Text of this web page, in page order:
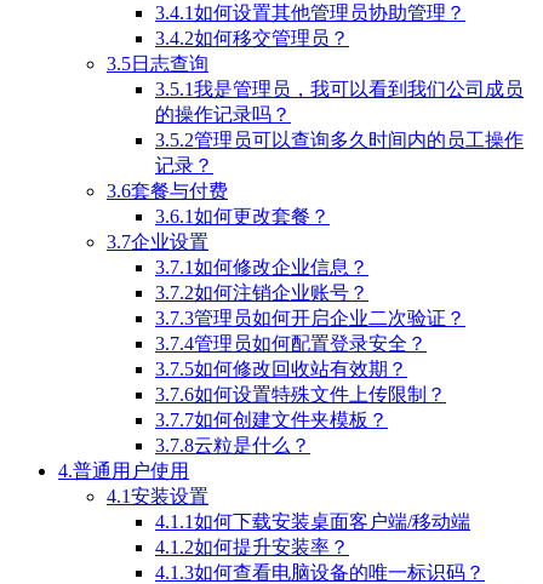
3.4.1如何设置其他管理员协助管理？
3.4.2如何移交管理员？
3.5日志查询
3.5.1我是管理员，我可以看到我们公司成员
的操作记录吗？
3.5.2管理员可以查询多久时间内的员工操作
记录？
3.6套餐与付费
3.6.1如何更改套餐？
3.7企业设置
3.7.1如何修改企业信息？
3.7.2如何注销企业账号？
3.7.3管理员如何开启企业二次验证？
3.7.4管理员如何配置登录安全？
3.7.5如何修改回收站有效期？
3.7.6如何设置特殊文件上传限制？
3.7.7如何创建文件夹模板？
3.7.8云粒是什么？
4.普通用户使用
4.1安装设置
4.1.1如何下载安装桌面客户端/移动端
4.1.2如何提升安装率？
4.1.3如何查看电脑设备的唯一标识码？